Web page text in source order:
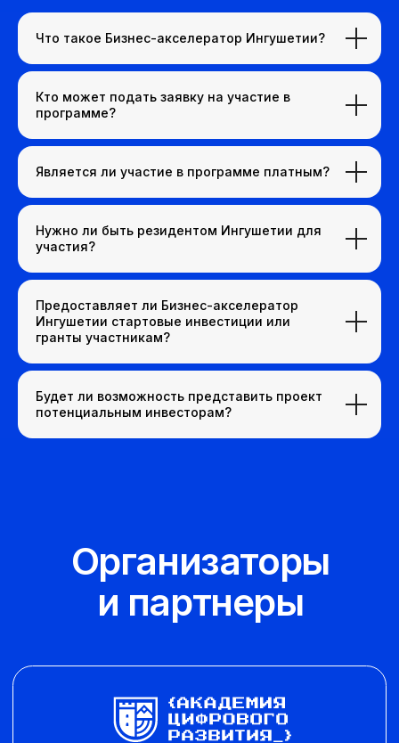
Что такое Бизнес-акселератор Ингушетии?
Кто может подать заявку на участие в
программе?
Является ли участие в программе платным?
Нужно ли быть резидентом Ингушетии для
участия?
Предоставляет ли Бизнес-акселератор
Ингушетии стартовые инвестиции или
гранты участникам?
Будет ли возможность представить проект
потенциальным инвесторам?